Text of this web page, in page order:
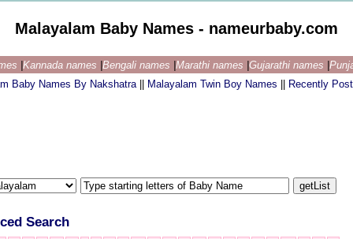
Malayalam Baby Names - nameurbaby.com
Kannada names Bengali names Marathi names Gujarathi names
Baby Names By Nakshatra
Malayalam Twin Boy Names Recently
Search